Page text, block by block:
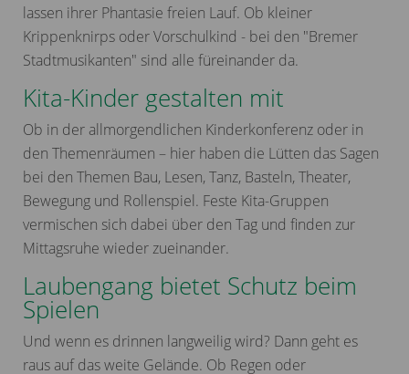
lassen ihrer Phantasie freien Lauf. Ob kleiner
Krippenknirps oder Vorschulkind - bei den "Bremer
Stadtmusikanten" sind alle füreinander da.
Kita-Kinder gestalten mit
Ob in der allmorgendlichen Kinderkonferenz oder in
den Themenräumen – hier haben die Lütten das Sagen
bei den Themen Bau, Lesen, Tanz, Basteln, Theater,
Bewegung und Rollenspiel. Feste Kita-Gruppen
vermischen sich dabei über den Tag und finden zur
Mittagsruhe wieder zueinander.
Laubengang bietet Schutz beim
Spielen
Und wenn es drinnen langweilig wird? Dann geht es
raus auf das weite Gelände. Ob Regen oder